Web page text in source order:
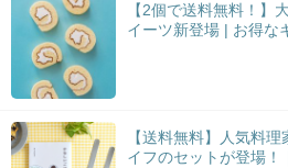
【2個で送料無料！】
イーツ新登場 | お得な
【送料無料】人気料
イフのセットが登場！